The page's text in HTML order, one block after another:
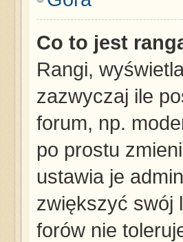
Co to jest
Rangi,
zazwyczaj ile
forum, np.
po prostu
ustawia je
zwiększyć swój
forów nie